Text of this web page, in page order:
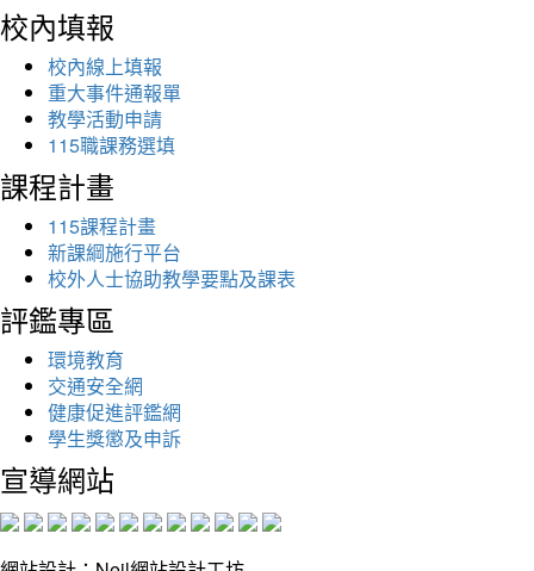
校內填報
校內線上填報
重大事件通報單
教學活動申請
115職課務選填
課程計畫
115課程計畫
新課綱施行平台
校外人士協助教學要點及課表
評鑑專區
環境教育
交通安全網
健康促進評鑑網
學生獎懲及申訴
宣導網站